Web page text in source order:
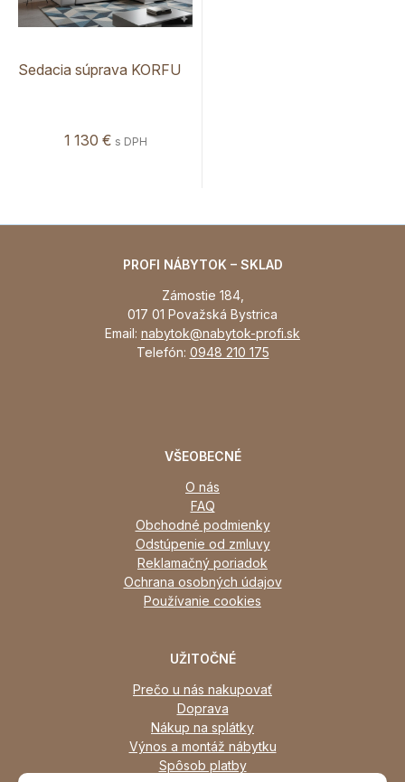
Sedacia súprava KORFU
1 130 € s DPH
PROFI NÁBYTOK – SKLAD
Zámostie 184,
017 01 Považská Bystrica
Email: nabytok@nabytok-profi.sk
Telefón: 0948 210 175
VŠEOBECNÉ
O nás
FAQ
Obchodné podmienky
Odstúpenie od zmluvy
Reklamačný poriadok
Ochrana osobných údajov
Používanie cookies
UŽITOČNÉ
Prečo u nás nakupovať
Doprava
Nákup na splátky
Výnos a montáž nábytku
Spôsob platby